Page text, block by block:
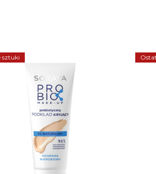
sztuki